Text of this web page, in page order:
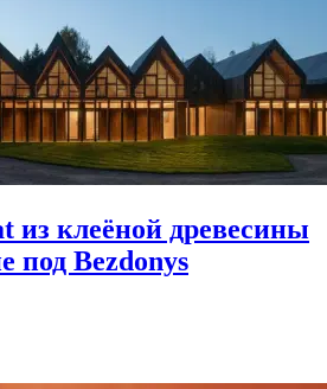
из клеёной древесины
под Bezdonys